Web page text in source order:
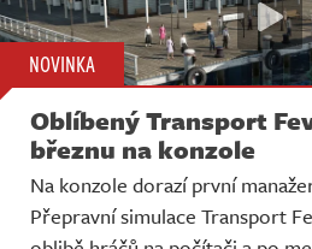
NOVINKA
Oblíbený Transport
březnu na konzole
Na konzole dorazí první
Přepravní simulace Transport